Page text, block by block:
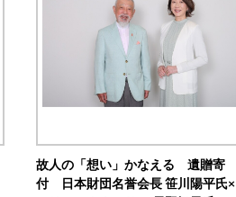
故人の「想い」かなえる 遺贈寄
付 日本財団名誉会長 笹川陽平氏×